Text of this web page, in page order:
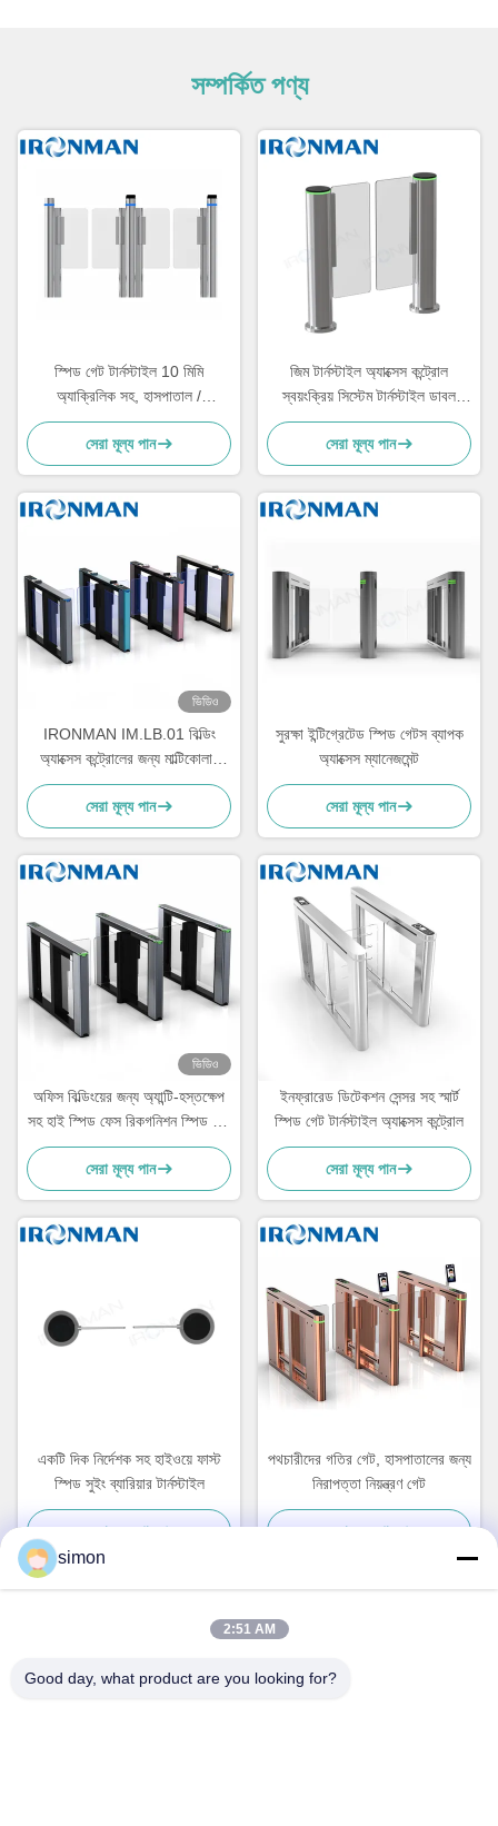
সম্পর্কিত পণ্য
স্পিড গেট টার্নস্টাইল 10 মিমি
অ্যাক্রিলিক সহ, হাসপাতাল /
হোটেলগুলির জন্য সুইং টার্নস্টাইল
সেরা মূল্য পান
জিম টার্নস্টাইল অ্যাক্সেস কন্ট্রোল
স্বয়ংক্রিয় সিস্টেম টার্নস্টাইল ডাবল
আইডেন্টিফিকেশন সহ
সেরা মূল্য পান
ভিডিও
IRONMAN IM.LB.01 বিল্ডিং
অ্যাক্সেস কন্ট্রোলের জন্য মাল্টিকোলার
অপটিক্যাল স্পিড গেট টার্নস্টাইল
সেরা মূল্য পান
সুরক্ষা ইন্টিগ্রেটেড স্পিড গেটস ব্যাপক
অ্যাক্সেস ম্যানেজমেন্ট
সেরা মূল্য পান
ভিডিও
অফিস বিল্ডিংয়ের জন্য অ্যান্টি-হস্তক্ষেপ
সহ হাই স্পিড ফেস রিকগনিশন স্পিড গেট
টার্নস্টাইল
সেরা মূল্য পান
ইনফ্রারেড ডিটেকশন সেন্সর সহ স্মার্ট
স্পিড গেট টার্নস্টাইল অ্যাক্সেস কন্ট্রোল
সেরা মূল্য পান
একটি দিক নির্দেশক সহ হাইওয়ে ফাস্ট
স্পিড সুইং ব্যারিয়ার টার্নস্টাইল
সেরা মূল্য পান
পথচারীদের গতির গেট, হাসপাতালের জন্য
নিরাপত্তা নিয়ন্ত্রণ গেট
সেরা মূল্য পান
simon
2:51 AM
Good day, what product are you looking for?